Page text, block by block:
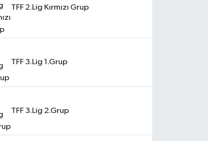
TFF 2.Lig Kırmızı Grup
TFF 3.Lig 1.Grup
TFF 3.Lig 2.Grup